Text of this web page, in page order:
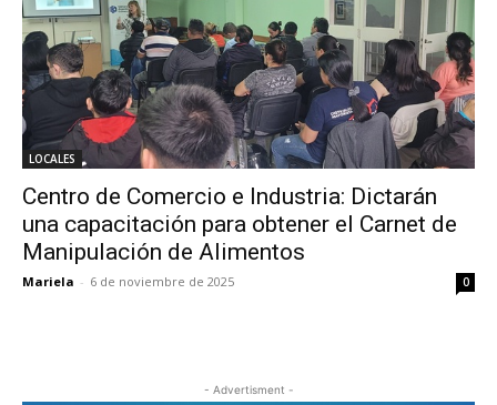
LOCALES
Centro de Comercio e Industria: Dictarán
una capacitación para obtener el Carnet de
Manipulación de Alimentos
Mariela - 6 de noviembre de 2025 0
- Advertisment -